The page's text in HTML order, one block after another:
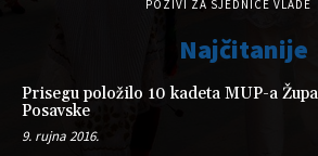
POZIVI ZA SJEDNICE VLADE
Najčitanije
Prisegu položilo 10 kadeta MUP-a
Posavske
9. rujna 2016.